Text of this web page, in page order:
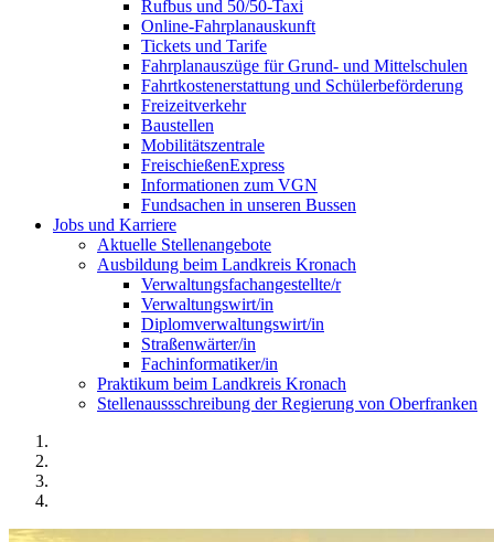
Rufbus und 50/50-Taxi
Online-Fahrplanauskunft
Tickets und Tarife
Fahrplanauszüge für Grund- und Mittelschulen
Fahrtkostenerstattung und Schülerbeförderung
Freizeitverkehr
Baustellen
Mobilitätszentrale
FreischießenExpress
Informationen zum VGN
Fundsachen in unseren Bussen
Jobs und Karriere
Aktuelle Stellenangebote
Ausbildung beim Landkreis Kronach
Verwaltungsfachangestellte/r
Verwaltungswirt/in
Diplomverwaltungswirt/in
Straßenwärter/in
Fachinformatiker/in
Praktikum beim Landkreis Kronach
Stellenaussschreibung der Regierung von Oberfranken